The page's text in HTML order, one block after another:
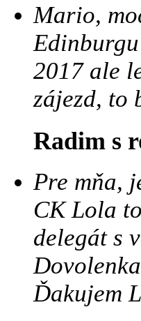
Mario,
2017 ale
zájezd, to
Radim s
Pre mňa,
CK Lola
delegát s
Ďakujem